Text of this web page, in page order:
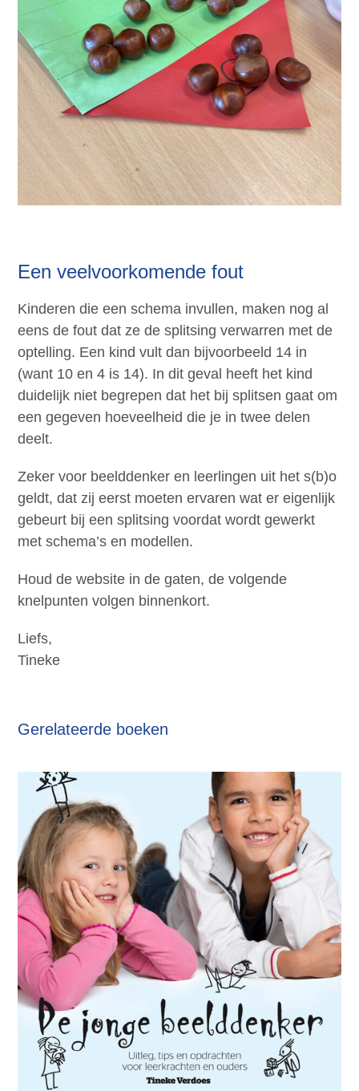
Een veelvoorkomende fout
Kinderen die een schema invullen, maken nog al
eens de fout dat ze de splitsing verwarren met de
optelling. Een kind vult dan bijvoorbeeld 14 in
(want 10 en 4 is 14). In dit geval heeft het kind
duidelijk niet begrepen dat het bij splitsen gaat om
een gegeven hoeveelheid die je in twee delen
deelt.
Zeker voor beelddenker en leerlingen uit het s(b)o
geldt, dat zij eerst moeten ervaren wat er eigenlijk
gebeurt bij een splitsing voordat wordt gewerkt
met schema’s en modellen.
Houd de website in de gaten, de volgende
knelpunten volgen binnenkort.
Liefs,
Tineke
Gerelateerde boeken